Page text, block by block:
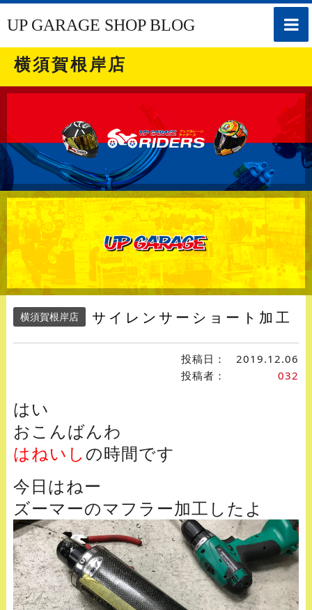
toggle
UP GARAGE SHOP BLOG
横須賀根岸店
横須賀根岸店 サイレンサーショート加工
投稿日：
2019.12.06
投稿者：
032
はい
おこんばんわ
はねいし の時間です
今日はねー
ズーマーのマフラー加工したよ